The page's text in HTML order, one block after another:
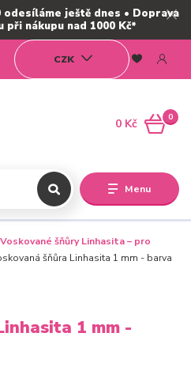
ještě dnes • Doprava
při nákupu nad 1000 Kč*
Menu
CZK
0
0 Kč
Voskované šňůry Linhasita – pro
šňůra Linhasita 1 mm - barva
1 mm -